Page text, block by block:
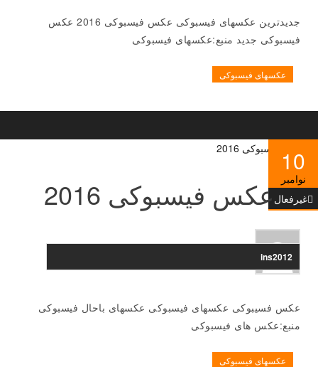
جدیدترین عکسهای فیسبوکی عکس فیسبوکی 2016 عکس
فیسبوکی جدید منبع:عکسهای فیسبوکی
عکسهای فیسبوکی
10
نوامبر
غیرفعالعکس فیسبوکی 2016
ins2012
عکس فسیبوکی عکسهای فیسبوکی عکسهای باحال فیسبوکی
منبع:عکس های فیسبوکی
عکسهای فیسبوکی